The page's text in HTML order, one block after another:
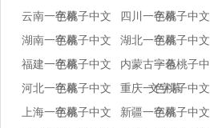
字幕
字幕
云南一色桃子中文
字幕
四川一色桃子中文
字幕
湖南一色桃子中文
字幕
湖北一色桃子中文
字幕
福建一色桃子中文
字幕
内蒙古一色桃子中
文字幕
河北一色桃子中文
字幕
重庆一色桃子中文
字幕
上海一色桃子中文
新疆一色桃子中文